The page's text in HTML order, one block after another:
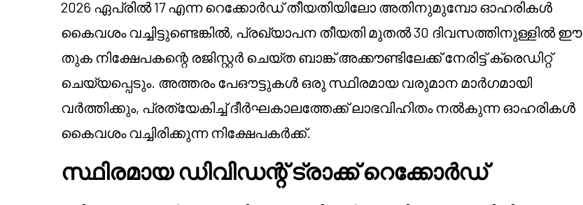
2026 ഏപ്രിൽ 17 എന്ന റെക്കോർഡ് തീയതിയിലോ അതിനുമുമ്പോ ഓഹരികൾ
കൈവശം വച്ചിട്ടുണ്ടെങ്കിൽ, പ്രഖ്യാപന തീയതി മുതൽ 30 ദിവസത്തിനുള്ളിൽ ഈ
തുക നിക്ഷേപകന്റെ രജിസ്റ്റർ ചെയ്ത ബാങ്ക് അക്കൗണ്ടിലേക്ക് നേരിട്ട് ക്രെഡിറ്റ്
ചെയ്യപ്പെടും. അത്തരം പേഔട്ടുകൾ ഒരു സ്ഥിരമായ വരുമാന മാർഗമായി
വർത്തിക്കും, പ്രത്യേകിച്ച് ദീർഘകാലത്തേക്ക് ലാഭവിഹിതം നൽകുന്ന ഓഹരികൾ
കൈവശം വച്ചിരിക്കുന്ന നിക്ഷേപകർക്ക്.
സ്ഥിരമായ ഡിവിഡന്റ് ട്രാക്ക് റെക്കോർഡ്